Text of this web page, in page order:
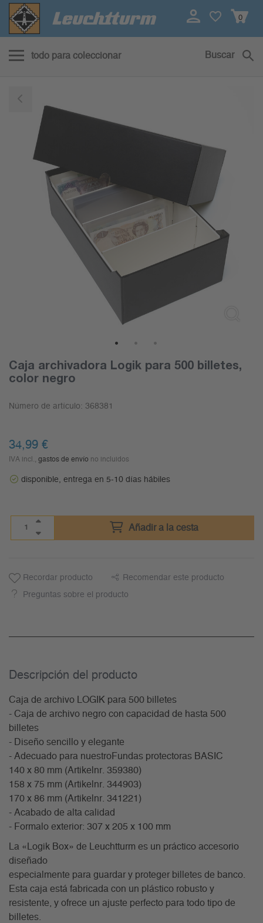
0
todo para coleccionar Buscar
Caja archivadora Logik para 500 billetes,
color negro
Número de artículo: 368381
34,99 €
IVA incl., gastos de envío no incluidos
disponible, entrega en 5-10 días hábiles
Añadir a la cesta
Recordar producto Recomendar este producto
Preguntas sobre el producto
Descripción del producto
Caja de archivo LOGIK para 500 billetes
- Caja de archivo negro con capacidad de hasta 500
billetes
- Diseño sencillo y elegante
- Adecuado para nuestroFundas protectoras BASIC
140 x 80 mm (Artikelnr. 359380)
158 x 75 mm (Artikelnr. 344903)
170 x 86 mm (Artikelnr. 341221)
- Acabado de alta calidad
- Formalo exterior: 307 x 205 x 100 mm
La «Logik Box» de Leuchtturm es un práctico accesorio
diseñado
especialmente para guardar y proteger billetes de banco.
Esta caja está fabricada con un plástico robusto y
resistente, y ofrece un ajuste perfecto para todo tipo de
billetes.